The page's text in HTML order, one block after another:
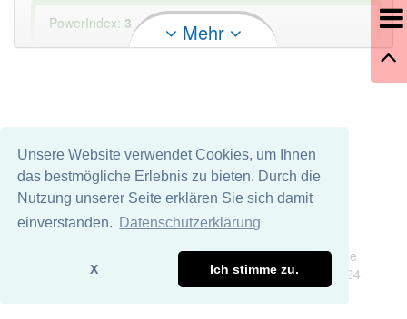
Unsere Website verwendet Cookies, um Ihnen
das bestmögliche Erlebnis zu bieten. Durch die
Nutzung unserer Seite erklären Sie sich damit
einverstanden.
Datenschutzerklärung
X Ich stimme zu.
PowerIndex: 3
Wörter mit Endung -ost-west-dialogaber mit einem
anderen Artikelder: 0
Das Wort wird häufig verwendet im Bereich
Mehr
Wir übernehmen keine Garantie und keine Haftung für die
Richtigkeit und Vollständigkeit dieser Seite. DDDEasy 2024